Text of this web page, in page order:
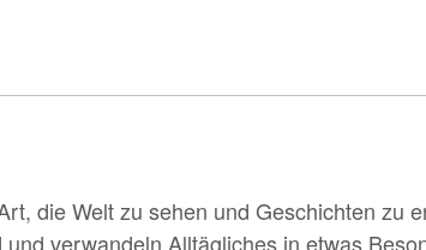
die Welt zu sehen und Geschichten zu
verwandeln Alltägliches in etwas